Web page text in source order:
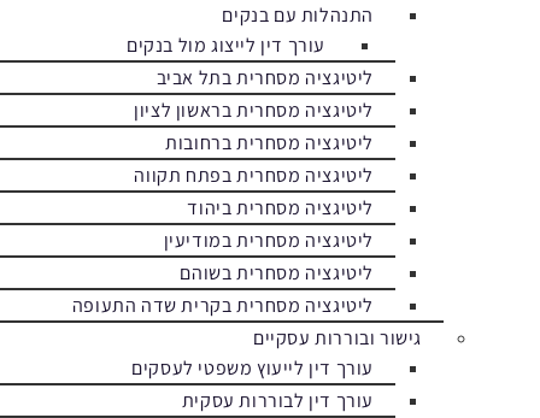
התנהלות עם בנקים
עורך דין לייצוג מול בנקים
ליטיגציה מסחרית בתל אביב
ליטיגציה מסחרית בראשון לציון
ליטיגציה מסחרית ברחובות
ליטיגציה מסחרית בפתח תקווה
ליטיגציה מסחרית ביהוד
ליטיגציה מסחרית במודיעין
ליטיגציה מסחרית בשוהם
ליטיגציה מסחרית בקרית שדה התעופה
גישור ובוררות עסקיים
עורך דין לייעוץ משפטי לעסקים
עורך דין לבוררות עסקית